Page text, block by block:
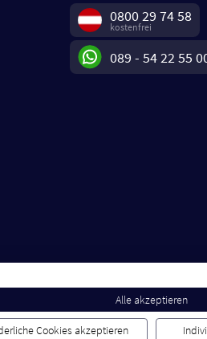
0800 29 74 58
kostenfrei
089 - 54 22 55
Alle akzeptieren
Cookies akzeptieren